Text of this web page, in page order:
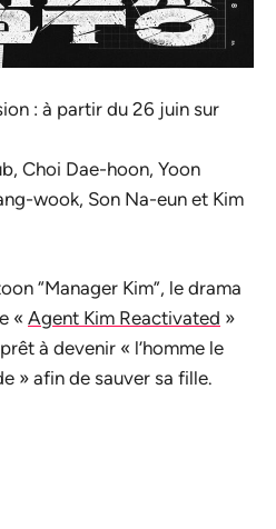
: à partir du 26 juin sur
Choi Dae-hoon, Yoon
wook, Son Na-eun et Kim
“Manager Kim”, le drama
« Agent Kim Reactivated »
à devenir « l’homme le
» afin de sauver sa fille.